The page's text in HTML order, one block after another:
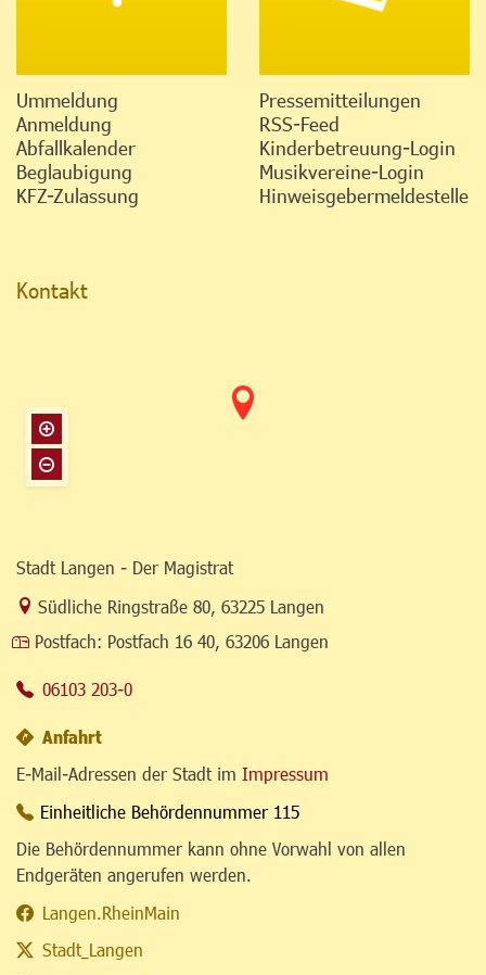
Ummeldung
Anmeldung
Abfallkalender
Beglaubigung
KFZ-Zulassung
Pressemitteilungen
RSS-Feed
Kinderbetreuung-Login
Musikvereine-Login
Hinweisgebermeldestelle
Kontakt
Stadt Langen - Der Magistrat
Link zur Google-Maps Navigation
Südliche Ringstraße 80, 63225 Langen
Postfach: Postfach 16 40, 63206 Langen
06103 203-0
Anfahrt
E-Mail-Adressen der Stadt im Impressum
Einheitliche Behördennummer 115
Die Behördennummer kann ohne Vorwahl von allen
Endgeräten angerufen werden.
Langen.RheinMain
Stadt_Langen